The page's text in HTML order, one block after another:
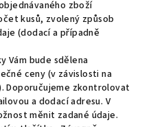
zboží
kusů, zvolený způsob
(dodací a případně
Vám bude sdělena
ceny (v závislosti na
Doporučujeme zkontrolovat
a dodací adresu. V
měnit zadané údaje.